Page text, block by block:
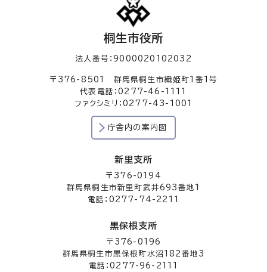
桐生市役所
法人番号：9000020102032
〒376-8501 群馬県桐生市織姫町1番1号
代表電話：0277-46-1111
ファクシミリ：0277-43-1001
庁舎内の案内図
新里支所
〒376-0194
群馬県桐生市新里町武井693番地1
電話：0277-74-2211
黒保根支所
〒376-0196
群馬県桐生市黒保根町水沼182番地3
電話：0277-96-2111